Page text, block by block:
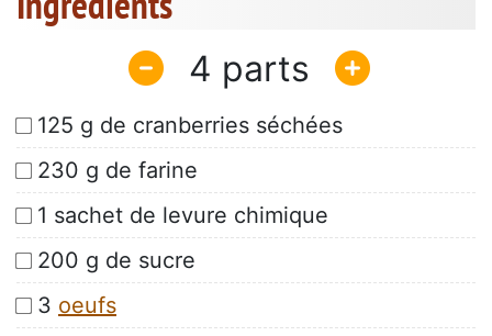
4
125 g de cranberries séchées
230 g de farine
1 sachet de levure chimique
200 g de sucre
3 oeufs